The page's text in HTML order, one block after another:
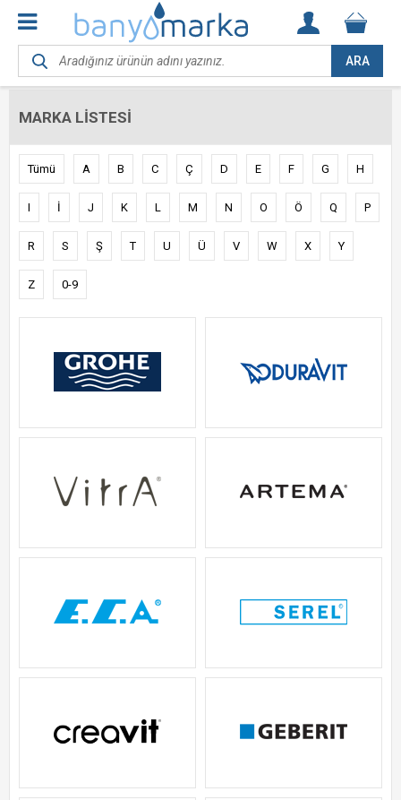
ARA
MARKA LISTESI
Tümü A B C Ç D E F G H
I İ J K L M N O Ö Q P
R S Ş T U Ü V W X Y
Z 0-9